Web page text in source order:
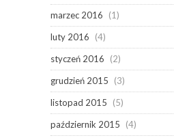
marzec 2016
(1)
luty 2016
(4)
styczeń 2016
(2)
grudzień 2015
(3)
listopad 2015
(5)
październik 2015
(4)